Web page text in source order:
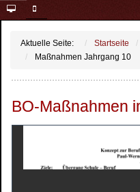
Aktuelle Seite: Startseite
Maßnahmen Jahrgang 10
BO-Maßnahmen